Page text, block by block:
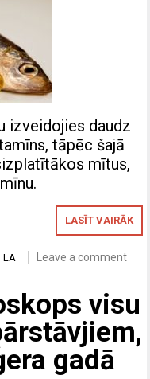
izveidojies daudz
tāpēc šajā
mītus,
LASĪT VAIRĀK
,LA Leave a comment
visu
gadā